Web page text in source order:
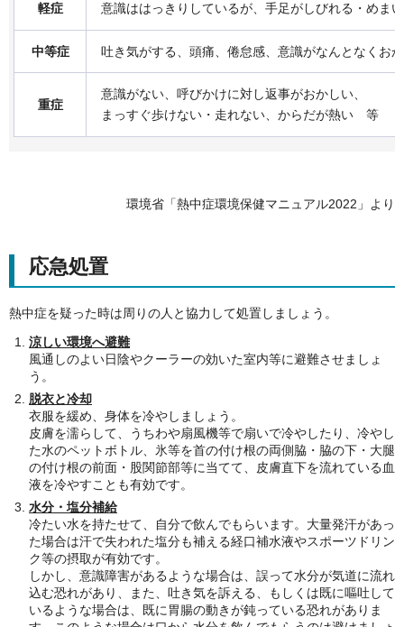
軽症 意識ははっきりしているが、手足がしびれる・めま
中等症 吐き気がする、頭痛、倦怠感、意識がなんとなくお
重症
意識がない、呼びかけに対し返事がおかしい、
まっすぐ歩けない・走れない、からだが熱い 等
環境省「熱中症環境保健マニュアル2022」より
応急処置
熱中症を疑った時は周りの人と協力して処置しましょう。
涼しい環境へ避難
風通しのよい日陰やクーラーの効いた室内等に避難させましょ
う。
脱衣と冷却
衣服を緩め、身体を冷やしましょう。
皮膚を濡らして、うちわや扇風機等で扇いで冷やしたり、冷やし
た水のペットボトル、氷等を首の付け根の両側脇・脇の下・大腿
の付け根の前面・股関節部等に当てて、皮膚直下を流れている血
液を冷やすことも有効です。
水分・塩分補給
冷たい水を持たせて、自分で飲んでもらいます。大量発汗があっ
た場合は汗で失われた塩分も補える経口補水液やスポーツドリン
ク等の摂取が有効です。
しかし、意識障害があるような場合は、誤って水分が気道に流れ
込む恐れがあり、また、吐き気を訴える、もしくは既に嘔吐して
いるような場合は、既に胃腸の動きが鈍っている恐れがありま